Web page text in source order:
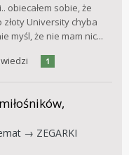
obiecałem sobie, że
University chyba
myśl, że nie mam nic...
1
→ ZEGARKI